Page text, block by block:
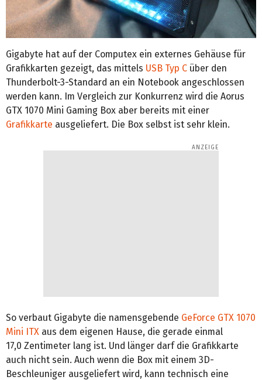
Gigabyte hat auf der Computex ein externes Gehäuse für
Grafikkarten gezeigt, das mittels USB Typ C über den
Thunderbolt-3-Standard an ein Notebook angeschlossen
werden kann. Im Vergleich zur Konkurrenz wird die Aorus
GTX 1070 Mini Gaming Box aber bereits mit einer
Grafikkarte ausgeliefert. Die Box selbst ist sehr klein.
So verbaut Gigabyte die namensgebende GeForce GTX 1070
Mini ITX aus dem eigenen Hause, die gerade einmal
17,0 Zentimeter lang ist. Und länger darf die Grafikkarte
auch nicht sein. Auch wenn die Box mit einem 3D-
Beschleuniger ausgeliefert wird, kann technisch eine